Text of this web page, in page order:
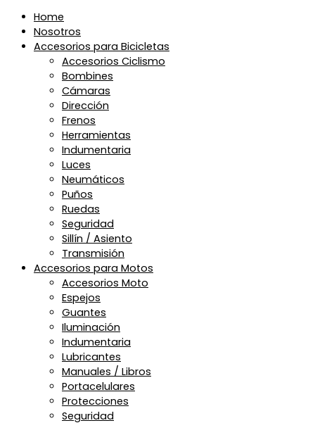
Home
Nosotros
Accesorios para Bicicletas
Accesorios Ciclismo
Bombines
Cámaras
Dirección
Frenos
Herramientas
Indumentaria
Luces
Neumáticos
Puños
Ruedas
Seguridad
Sillín / Asiento
Transmisión
Accesorios para Motos
Accesorios Moto
Espejos
Guantes
Iluminación
Indumentaria
Lubricantes
Manuales / Libros
Portacelulares
Protecciones
Seguridad